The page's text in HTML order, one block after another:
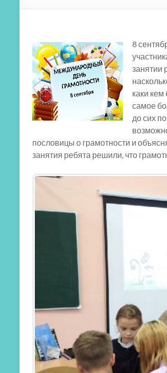
8
занятии
каки кем
самое
до сих
пословицы о грамотности и
занятия ребята решили, что